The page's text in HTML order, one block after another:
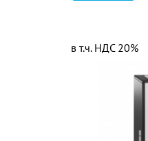
в т.ч. НДС 20%